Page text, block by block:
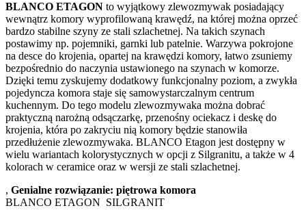
BLANCO ETAGON to wyjątkowy zlewozmywak posiadający
wewnątrz komory wyprofilowaną krawędź, na której można oprzeć
bardzo stabilne szyny ze stali szlachetnej. Na takich szynach
postawimy np. pojemniki, garnki lub patelnie. Warzywa pokrojone
na desce do krojenia, opartej na krawędzi komory, łatwo zsuniemy
bezpośrednio do naczynia ustawionego na szynach w komorze.
Dzięki temu zyskujemy dodatkowy funkcjonalny poziom, a zwykła
pojedyncza komora staje się samowystarczalnym centrum
kuchennym. Do tego modelu zlewozmywaka można dobrać
praktyczną narożną odsączarkę, przenośny ociekacz i deskę do
krojenia, która po zakryciu nią komory będzie stanowiła
przedłużenie zlewozmywaka. BLANCO Etagon jest dostępny w
wielu wariantach kolorystycznych w opcji z Silgranitu, a także w 4
kolorach w ceramice oraz w wersji ze stali szlachetnej.
, Genialne rozwiązanie: piętrowa komora
BLANCO ETAGON SILGRANIT